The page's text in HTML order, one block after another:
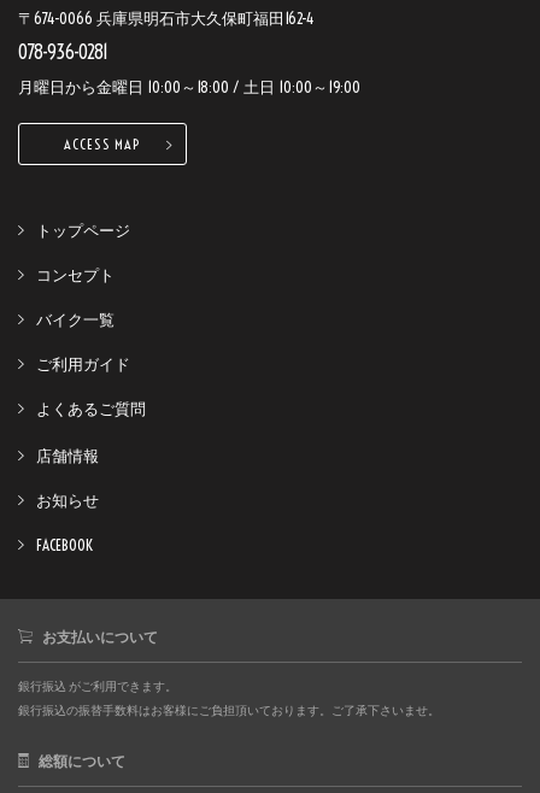
〒674-0066 兵庫県明石市大久保町福田162-4
078-936-0281
月曜日から金曜日 10:00～18:00 / 土日 10:00～19:00
ACCESS MAP
トップページ
コンセプト
バイク一覧
ご利用ガイド
よくあるご質問
店舗情報
お知らせ
FACEBOOK
お支払いについて
銀行振込 がご利用できます。
銀行振込の振替手数料はお客様にご負担頂いております。ご了承下さいませ。
総額について